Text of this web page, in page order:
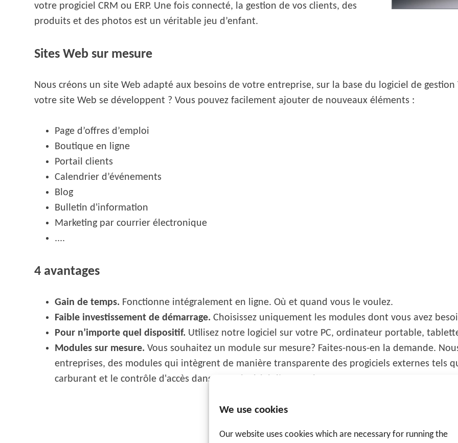
We use cookies
Our website uses cookies which are necessary for running the
votre progiciel CRM ou ERP. Une fois connecté, la gestion de vos clients, des
produits et des photos est un véritable jeu d’enfant.
Sites Web sur mesure
Nous créons un site Web adapté aux besoins de votre entreprise, sur la base du logiciel de
votre site Web se développent ? Vous pouvez facilement ajouter de nouveaux éléments :
Page d’offres d’emploi
Boutique en ligne
Portail clients
Calendrier d’événements
Blog
Bulletin d'information
Marketing par courrier électronique
....
4 avantages
Gain de temps. Fonctionne intégralement en ligne. Où et quand vous le voulez.
Faible investissement de démarrage. Choisissez uniquement les modules dont vous avez
Pour n’importe quel dispositif. Utilisez notre logiciel sur votre PC, ordinateur portable,
Modules sur mesure. Vous souhaitez un module sur mesure? Faites-nous-en la demande.
entreprises, des modules qui intègrent de manière transparente des progiciels externes tels
carburant et le contrôle d'accès dans notre logiciel d’entreprise.